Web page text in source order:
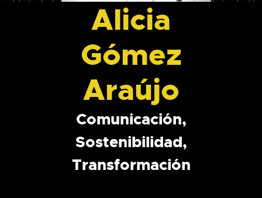
Alicia
Gómez
Araújo
Comunicación,
Sostenibilidad,
Transformación